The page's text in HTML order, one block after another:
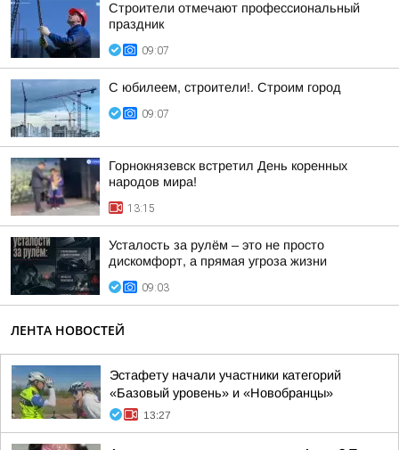
Строители отмечают профессиональный
праздник
09:07
С юбилеем, строители!. Строим город
09:07
Горнокнязевск встретил День коренных
народов мира!
13:15
Усталость за рулём – это не просто
дискомфорт, а прямая угроза жизни
09:03
ЛЕНТА НОВОСТЕЙ
Эстафету начали участники категорий
«Базовый уровень» и «Новобранцы»
13:27